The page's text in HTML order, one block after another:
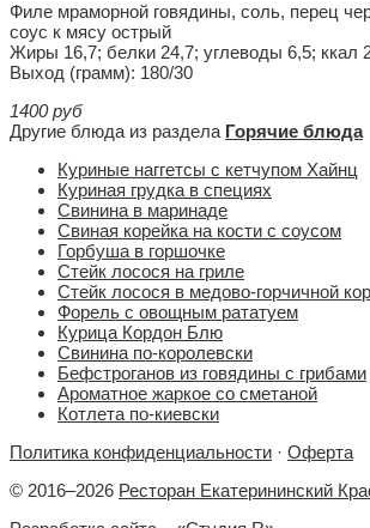
Филе мраморной говядины, соль, перец
соус к мясу острый
Жиры 16,7; белки 24,7; углеводы 6,5; ккал
Выход (грамм): 180/30
1400 руб
Другие блюда из раздела Горячие блюда
Куриные наггетсы с кетчупом Хайнц
Куриная грудка в специях
Свинина в маринаде
Свиная корейка на кости с соусом
Горбуша в горшочке
Стейк лосося на гриле
Стейк лосося в медово-горчичной
Форель с овощным рататуем
Курица Кордон Блю
Свинина по-королевски
Бефстроганов из говядины с грибами
Ароматное жаркое со сметаной
Котлета по-киевски
Политика конфиденциальности · Оферта
© 2016–2026 Ресторан Екатерининский